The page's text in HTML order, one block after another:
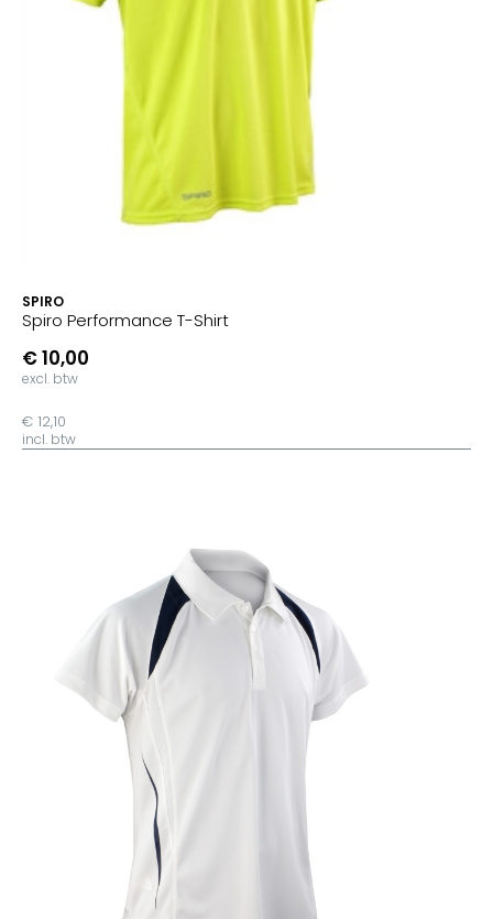
SPIRO
Spiro Performance T-Shirt
€ 10,00
excl. btw
€ 12,10
incl. btw